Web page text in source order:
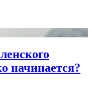
начинается?